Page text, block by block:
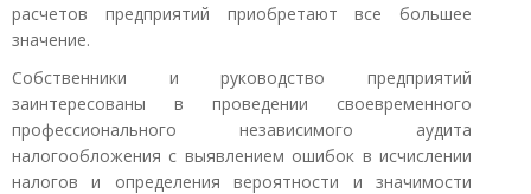
расчетов предприятий приобретают все большее
значение.
Собственники и руководство предприятий
заинтересованы в проведении своевременного
профессионального независимого аудита
налогообложения с выявлением ошибок в исчислении
налогов и определения вероятности и значимости